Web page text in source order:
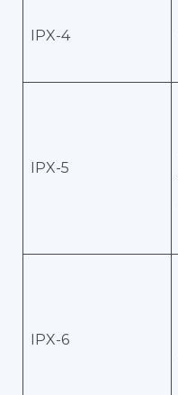
IPX-4
IPX-5
IPX-6